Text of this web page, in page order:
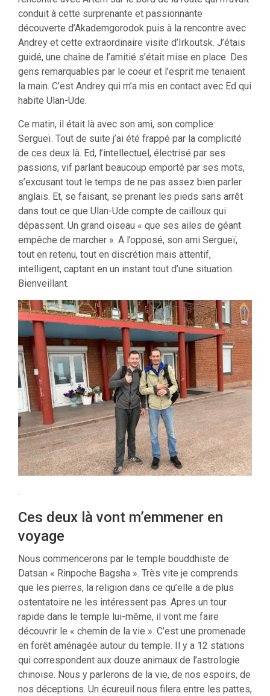
conduit à cette surprenante et passionnante
découverte d’Akademgorodok puis à la rencontre avec
Andrey et cette extraordinaire visite d’Irkoutsk. J’étais
guidé, une chaîne de l’amitié s’était mise en place. Des
gens remarquables par le coeur et l’esprit me tenaient
la main. C’est Andrey qui m’a mis en contact avec Ed qui
habite Ulan-Ude.
Ce matin, il était là avec son ami, son complice:
Sergueï. Tout de suite j’ai été frappé par la complicité
de ces deux là. Ed, l’intellectuel, électrisé par ses
passions, vif parlant beaucoup emporté par ses mots,
s’excusant tout le temps de ne pas assez bien parler
anglais. Et, se faisant, se prenant les pieds sans arrêt
dans tout ce que Ulan-Ude compte de cailloux qui
dépassent. Un grand oiseau « que ses ailes de géant
empêche de marcher ». A l’opposé, son ami Sergueï,
tout en retenu, tout en discrétion mais attentif,
intelligent, captant en un instant tout d’une situation.
Bienveillant.
.
Ces deux là vont m’emmener en
voyage
Nous commencerons par le temple bouddhiste de
Datsan « Rinpoche Bagsha ». Très vite je comprends
que les pierres, la religion dans ce qu’elle a de plus
ostentatoire ne les intéressent pas. Apres un tour
rapide dans le temple lui-même, il vont me faire
découvrir le « chemin de la vie ». C’est une promenade
en forêt aménagée autour du temple. Il y a 12 stations
qui correspondent aux douze animaux de l’astrologie
chinoise. Nous y parlerons de la vie, de nos espoirs, de
nos déceptions. Un écureuil nous filera entre les pattes,